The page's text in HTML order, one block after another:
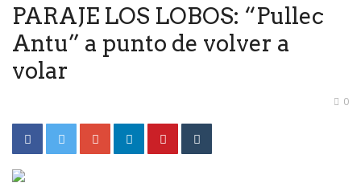
PARAJE LOS LOBOS: “Pullec
Antu” a punto de volver a
volar
0